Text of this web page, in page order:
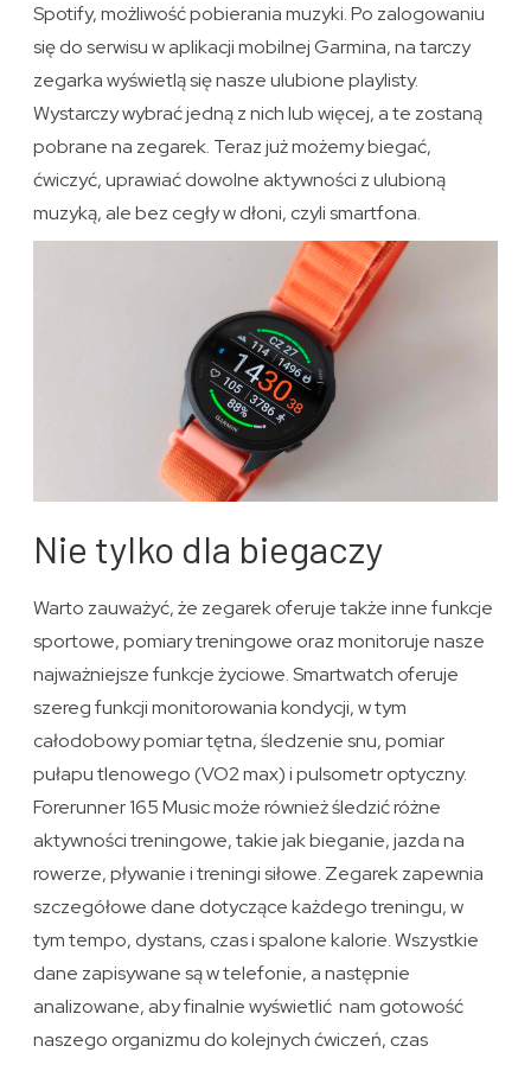
Spotify, możliwość pobierania muzyki. Po zalogowaniu
się do serwisu w aplikacji mobilnej Garmina, na tarczy
zegarka wyświetlą się nasze ulubione playlisty.
Wystarczy wybrać jedną z nich lub więcej, a te zostaną
pobrane na zegarek. Teraz już możemy biegać,
ćwiczyć, uprawiać dowolne aktywności z ulubioną
muzyką, ale bez cegły w dłoni, czyli smartfona.
Nie tylko dla biegaczy
Warto zauważyć, że zegarek oferuje także inne funkcje
sportowe, pomiary treningowe oraz monitoruje nasze
najważniejsze funkcje życiowe. Smartwatch oferuje
szereg funkcji monitorowania kondycji, w tym
całodobowy pomiar tętna, śledzenie snu, pomiar
pułapu tlenowego (VO2 max) i pulsometr optyczny.
Forerunner 165 Music może również śledzić różne
aktywności treningowe, takie jak bieganie, jazda na
rowerze, pływanie i treningi siłowe. Zegarek zapewnia
szczegółowe dane dotyczące każdego treningu, w
tym tempo, dystans, czas i spalone kalorie. Wszystkie
dane zapisywane są w telefonie, a następnie
analizowane, aby finalnie wyświetlić nam gotowość
naszego organizmu do kolejnych ćwiczeń, czas